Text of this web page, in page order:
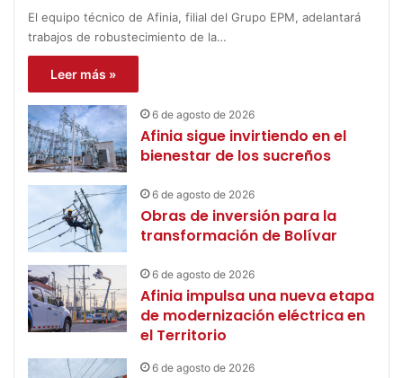
El equipo técnico de Afinia, filial del Grupo EPM, adelantará
trabajos de robustecimiento de la…
Leer más »
6 de agosto de 2026
Afinia sigue invirtiendo en el
bienestar de los sucreños
6 de agosto de 2026
Obras de inversión para la
transformación de Bolívar
6 de agosto de 2026
Afinia impulsa una nueva etapa
de modernización eléctrica en
el Territorio
6 de agosto de 2026